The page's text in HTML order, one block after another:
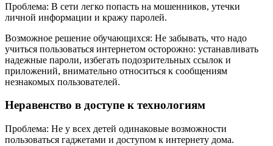
Проблема: В сети легко попасть на мошенников, утечки
личной информации и кражу паролей.
Возможное решение обучающихся: Не забывать, что надо
учиться пользоваться интернетом осторожно: устанавливать
надежные пароли, избегать подозрительных ссылок и
приложений, внимательно относиться к сообщениям
незнакомых пользователей.
Неравенство в доступе к технологиям
Проблема: Не у всех детей одинаковые возможности
пользоваться гаджетами и доступом к интернету дома.